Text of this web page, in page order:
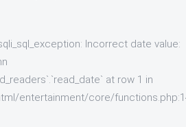
Incorrect date value:
at row 1 in
entertainment/core/